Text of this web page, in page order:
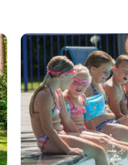
Inloggen
Email